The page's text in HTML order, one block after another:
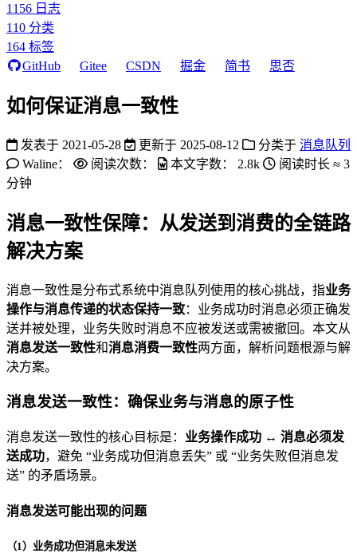
1156 日志
110 分类
164 标签
GitHub
Gitee CSDN 掘金 简书 思否
如何保证消息一致性
发表于 2021-05-28 更新于 2025-08-12 分类于 消息队列
Waline：
阅读次数： 本文字数： 2.8k 阅读时长 ≈ 3
分钟
消息一致性保障：从发送到消费的全链路
解决方案
消息一致性是分布式系统中消息队列使用的核心挑战，指业务
操作与消息传递的状态保持一致：业务成功时消息必须正确发
送并被处理，业务失败时消息不应被发送或需被撤回。本文从
消息发送一致性和消息消费一致性两方面，解析问题根源与解
决方案。
消息发送一致性：确保业务与消息的原子性
消息发送一致性的核心目标是： 业务操作成功 ↔ 消息必须发
送成功，避免 “业务成功但消息丢失” 或 “业务失败但消息发
送” 的矛盾场景。
消息发送可能出现的问题
（1）业务成功但消息未发送